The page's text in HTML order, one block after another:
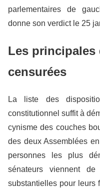
parlementaires de
donne son verdict le 25
Les
censurées
La liste des
constitutionnel suffit à
cynisme des couches
des deux Assemblées
personnes les plus
sénateurs viennent de
substantielles pour leurs